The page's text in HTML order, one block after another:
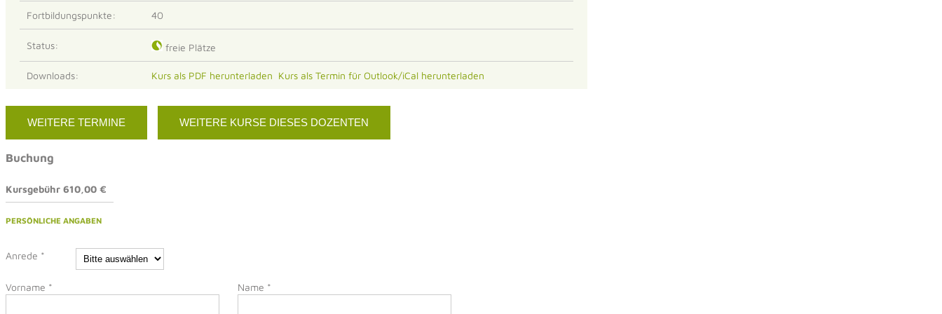
Fortbildungspunkte: 40
Status: freie Plätze
Downloads: Kurs als PDF herunterladen Kurs als Termin für Outlook/iCal herunterladen
WEITERE TERMINE WEITERE KURSE DIESES DOZENTEN
Buchung
Kursgebühr 610,00 €
PERSÖNLICHE ANGABEN
Anrede *
Vorname * Name *